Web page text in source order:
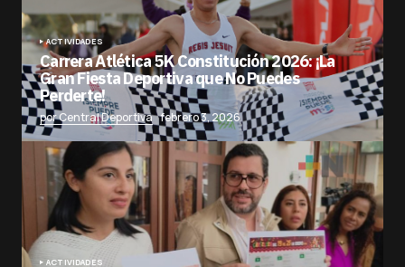
ACTIVIDADES
Carrera Atlética 5K Constitución 2026: ¡La
Gran Fiesta Deportiva que No Puedes
Perderte!
por Central Deportiva febrero 3, 2026
ACTIVIDADES